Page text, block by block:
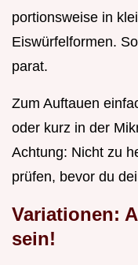
portionsweise in
Eiswürfelformen.
parat.
Zum Auftauen
oder kurz in der
Achtung: Nicht zu
prüfen, bevor du
Variationen:
sein!